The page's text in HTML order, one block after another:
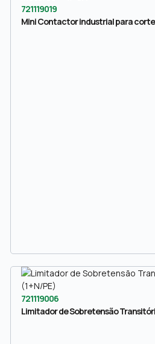
721119019
Mini Contactor industrial para corte
721119006
Limitador de Sobretensão